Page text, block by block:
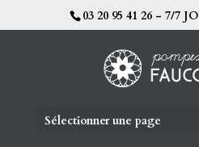
03 20 95 41 26 - 7/7
Sélectionner une page